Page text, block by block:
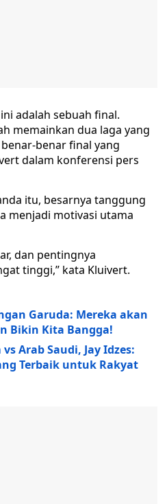
adalah sebuah final.
memainkan dua laga yang
benar final yang
dalam konferensi pers
itu, besarnya tanggung
menjadi motivasi utama
dan pentingnya
tinggi,” kata Kluivert.
Garuda: Mereka akan
Bikin Kita Bangga!
Arab Saudi, Jay Idzes:
Terbaik untuk Rakyat